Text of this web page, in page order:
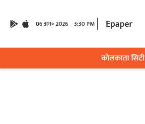
06 अग॰ 2026 3:30 PM Epaper
कोलकाता सिटी